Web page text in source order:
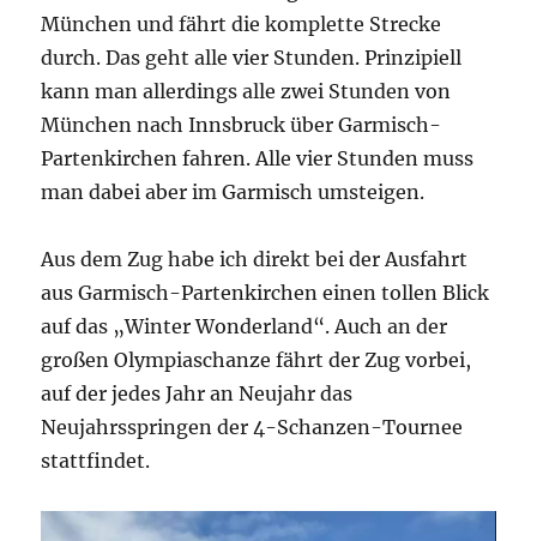
München und fährt die komplette Strecke
durch. Das geht alle vier Stunden. Prinzipiell
kann man allerdings alle zwei Stunden von
München nach Innsbruck über Garmisch-
Partenkirchen fahren. Alle vier Stunden muss
man dabei aber im Garmisch umsteigen.
Aus dem Zug habe ich direkt bei der Ausfahrt
aus Garmisch-Partenkirchen einen tollen Blick
auf das „Winter Wonderland“. Auch an der
großen Olympiaschanze fährt der Zug vorbei,
auf der jedes Jahr an Neujahr das
Neujahrsspringen der 4-Schanzen-Tournee
stattfindet.
Video-